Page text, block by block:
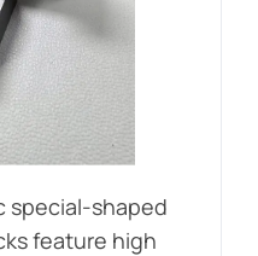
special-shaped
feature high